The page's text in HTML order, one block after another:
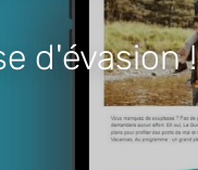
d'évasion !